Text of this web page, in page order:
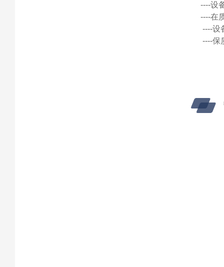
----设
----在
----设
----保